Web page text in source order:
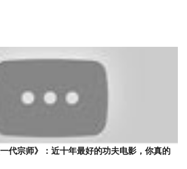
代宗师》：近十年最好的功夫电影，你真的